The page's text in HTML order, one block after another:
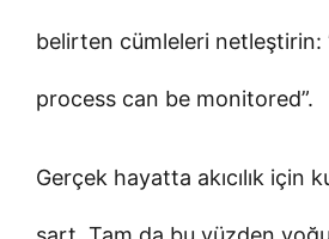
belirten cümleleri netleştirin:
process can be monitored”.
Gerçek hayatta akıcılık için